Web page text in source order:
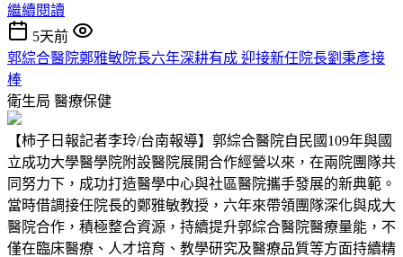
繼續閱讀
5天前
郭綜合醫院鄭雅敏院長六年深耕有成 迎接新任院長劉秉彥接
棒
衛生局 醫療保健
【柿子日報記者李玲/台南報導】郭綜合醫院自民國109年與國
立成功大學醫學院附設醫院展開合作經營以來，在兩院團隊共
同努力下，成功打造醫學中心與社區醫院攜手發展的新典範。
當時借調接任院長的鄭雅敏教授，六年來帶領團隊深化與成大
醫院合作，積極整合資源，持續提升郭綜合醫院醫療量能，不
僅在臨床醫療、人才培育、教學研究及醫療品質等方面持續精